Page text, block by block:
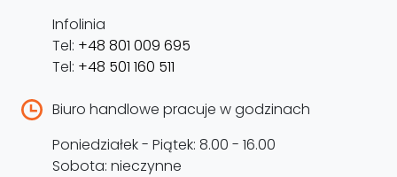
Infolinia
Tel: +48 801 009 695
Tel: +48 501 160 511
Biuro handlowe pracuje w godzinach
Poniedziałek - Piątek: 8.00 - 16.00
Sobota: nieczynne